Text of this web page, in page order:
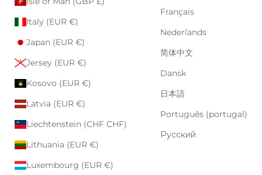
Italy (EUR €)
Japan (EUR €)
Jersey (EUR €)
Kosovo (EUR €)
Latvia (EUR €)
Liechtenstein (CHF CHF)
Lithuania (EUR €)
Luxembourg (EUR €)
Français
Nederlands
简体中文
Dansk
日本語
Português (portugal)
Русский